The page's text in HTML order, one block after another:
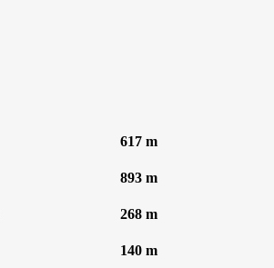
617 m
893 m
268 m
140 m